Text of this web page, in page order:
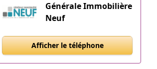
Générale Immobilière
Neuf
Afficher le téléphone